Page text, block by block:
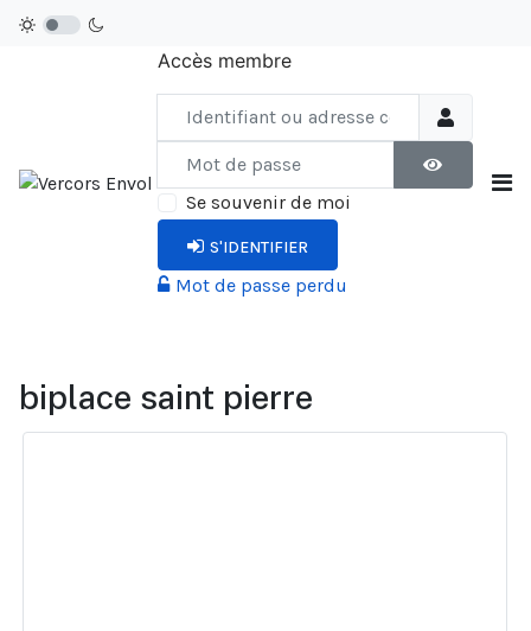
Accès membre
Identifiant ou adresse courriel
Mot de passe
AFFICHER
Se souvenir de moi
S'IDENTIFIER
Mot de passe perdu
biplace saint pierre